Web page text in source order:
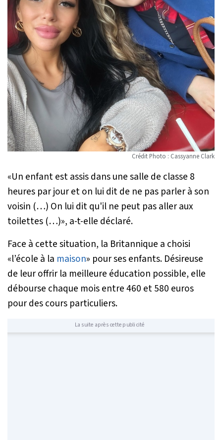
Crédit Photo : Cassyanne Clark
«Un enfant est assis dans une salle de classe 8
heures par jour et on lui dit de ne pas parler à son
voisin (…) On lui dit qu'il ne peut pas aller aux
toilettes (…)», a-t-elle déclaré.
Face à cette situation, la Britannique a choisi
«l’école à la maison» pour ses enfants. Désireuse
de leur offrir la meilleure éducation possible, elle
débourse chaque mois entre 460 et 580 euros
pour des cours particuliers.
La suite après cette publicité